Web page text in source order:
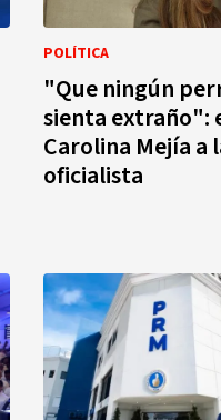
POLÍTICA
"Que ningún
sienta extraño":
Carolina Mejía a
oficialista